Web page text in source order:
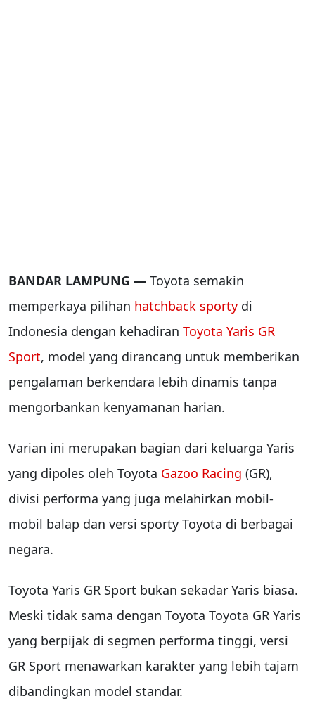
BANDAR LAMPUNG — Toyota semakin
memperkaya pilihan hatchback sporty di
Indonesia dengan kehadiran Toyota Yaris GR
Sport, model yang dirancang untuk memberikan
pengalaman berkendara lebih dinamis tanpa
mengorbankan kenyamanan harian.
Varian ini merupakan bagian dari keluarga Yaris
yang dipoles oleh Toyota Gazoo Racing (GR),
divisi performa yang juga melahirkan mobil-
mobil balap dan versi sporty Toyota di berbagai
negara.
Toyota Yaris GR Sport bukan sekadar Yaris biasa.
Meski tidak sama dengan Toyota Toyota GR Yaris
yang berpijak di segmen performa tinggi, versi
GR Sport menawarkan karakter yang lebih tajam
dibandingkan model standar.